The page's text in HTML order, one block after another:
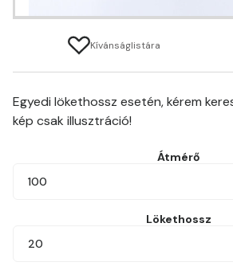
Kívánságlistára
Egyedi lökethossz esetén, kérem
kép csak illusztráció!
Átmérő
100
Lökethossz
20